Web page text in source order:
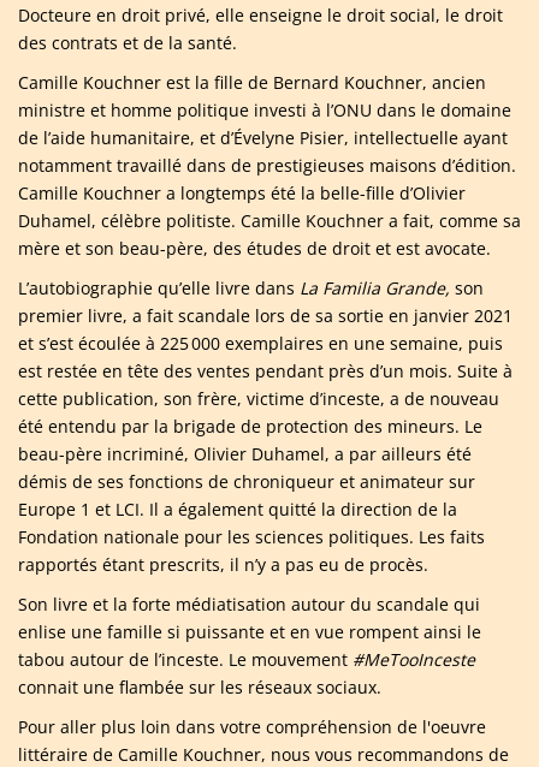
Docteure en droit privé, elle enseigne le droit social, le droit
des contrats et de la santé.
Camille Kouchner est la fille de Bernard Kouchner, ancien
ministre et homme politique investi à l’ONU dans le domaine
de l’aide humanitaire, et d’Évelyne Pisier, intellectuelle ayant
notamment travaillé dans de prestigieuses maisons d’édition.
Camille Kouchner a longtemps été la belle-fille d’Olivier
Duhamel, célèbre politiste. Camille Kouchner a fait, comme sa
mère et son beau-père, des études de droit et est avocate.
L’autobiographie qu’elle livre dans La Familia Grande, son
premier livre, a fait scandale lors de sa sortie en janvier 2021
et s’est écoulée à 225 000 exemplaires en une semaine, puis
est restée en tête des ventes pendant près d’un mois. Suite à
cette publication, son frère, victime d’inceste, a de nouveau
été entendu par la brigade de protection des mineurs. Le
beau-père incriminé, Olivier Duhamel, a par ailleurs été
démis de ses fonctions de chroniqueur et animateur sur
Europe 1 et LCI. Il a également quitté la direction de la
Fondation nationale pour les sciences politiques. Les faits
rapportés étant prescrits, il n’y a pas eu de procès.
Son livre et la forte médiatisation autour du scandale qui
enlise une famille si puissante et en vue rompent ainsi le
tabou autour de l’inceste. Le mouvement #MeTooInceste
connait une flambée sur les réseaux sociaux.
Pour aller plus loin dans votre compréhension de l'oeuvre
littéraire de Camille Kouchner, nous vous recommandons de